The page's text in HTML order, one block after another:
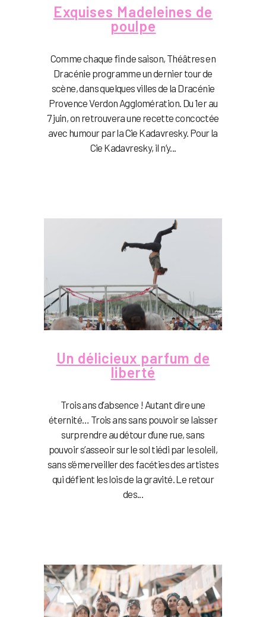
Exquises Madeleines de
poulpe
Comme chaque fin de saison, Théâtres en
Dracénie programme un dernier tour de
scène, dans quelques villes de la Dracénie
Provence Verdon Agglomération. Du 1er au
7 juin, on retrouvera une recette concoctée
avec humour par la Cie Kadavresky. Pour la
Cie Kadavresky, il n’y...
Un délicieux parfum de
liberté
Trois ans d’absence ! Autant dire une
éternité… Trois ans sans pouvoir se laisser
surprendre au détour d’une rue, sans
pouvoir s’asseoir sur le sol tiédi par le soleil,
sans s’émerveiller des facéties des artistes
qui défient les lois de la gravité. Le retour
des...